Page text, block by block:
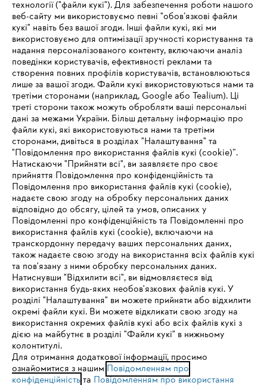
Зареєструватись зараз
#STIHL
Про компанію STIHL
Запитання та відповіді
Сервіс
Політика конфіденційності Вихідні дані Cookies
Юридична інформація
IHR BROWSER WIRD NICHT
UNTERSTÜTZT
Sie nutzen einen Browser, den wir noch nicht unterstützen. Für
eine optimale Nutzung unserer Seite empfehlen wir Ihnen, zu
einem der folgenden Browser zu wechseln:
технології ("файли кукі"). Для забезпечення роботи нашого
веб-сайту ми використовуємо певні "обов’язкові файли
кукі" навіть без вашої згоди. Інші файли кукі, які ми
використовуємо для оптимізації зручності користування та
надання персоналізованого контенту, включаючи аналіз
поведінки користувачів, ефективності реклами та
створення повних профілів користувачів, встановлюються
лише за вашої згоди. Файли кукі використовуються нами та
третіми сторонами (наприклад, Google або Tealium). Ці
треті сторони також можуть обробляти ваші персональні
дані за межами України. Більш детальну інформацію про
файли кукі, які використовуються нами та третіми
сторонами, дивіться в розділах "Налаштування" та
"Повідомлення про використання файлів кукі (cookie)”.
Натискаючи "Прийняти всі", ви заявляєте про своє
прийняття Повідомлення про конфіденційність та
Повідомлення про використання файлів кукі (cookie),
надаєте свою згоду на обробку персональних даних
відповідно до обсягу, цілей та умов, описаних у
Повідомленні про конфіденційність та Повідомленні про
використання файлів кукі (cookie), включаючи на
транскордонну передачу ваших персональних даних,
також надаєте свою згоду на використання всіх файлів кукі
та пов'язану з ними обробку персональних даних.
Натиснувши "Відхилити всі", ви відмовляєтеся від
використання будь-яких необов'язкових файлів кукі. У
розділі "Налаштування" ви можете прийняти або відхилити
окремі файли кукі. Ви можете відкликати свою згоду на
використання окремих файлів кукі або всіх файлів кукі з
дією на майбутнє в розділі "Файли кукі" в нижньому
колонтитулі.
Для отримання додаткової інформації, просимо
ознайомитися з нашим Повідомленням про
конфіденційністьта Повідомленням про використання